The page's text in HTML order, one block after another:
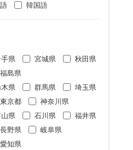
韓国語
県 宮城県
秋田県
福島県
県 群馬県
埼玉県
東京都 神奈川県
県 石川県
福井県
長野県
岐阜県
愛知県